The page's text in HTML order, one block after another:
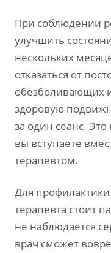
При соблюдении
улучшить
нескольких
отказаться от
обезболивающих
здоровую
за один сеанс.
вы вступаете
терапевтом.
Для
терапевта стоит
не наблюдается
врач сможет